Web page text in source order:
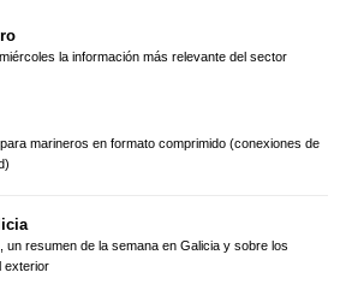
la información más relevante del sector
marineros en formato comprimido (conexiones de
un resumen de la semana en Galicia y sobre los
exterior